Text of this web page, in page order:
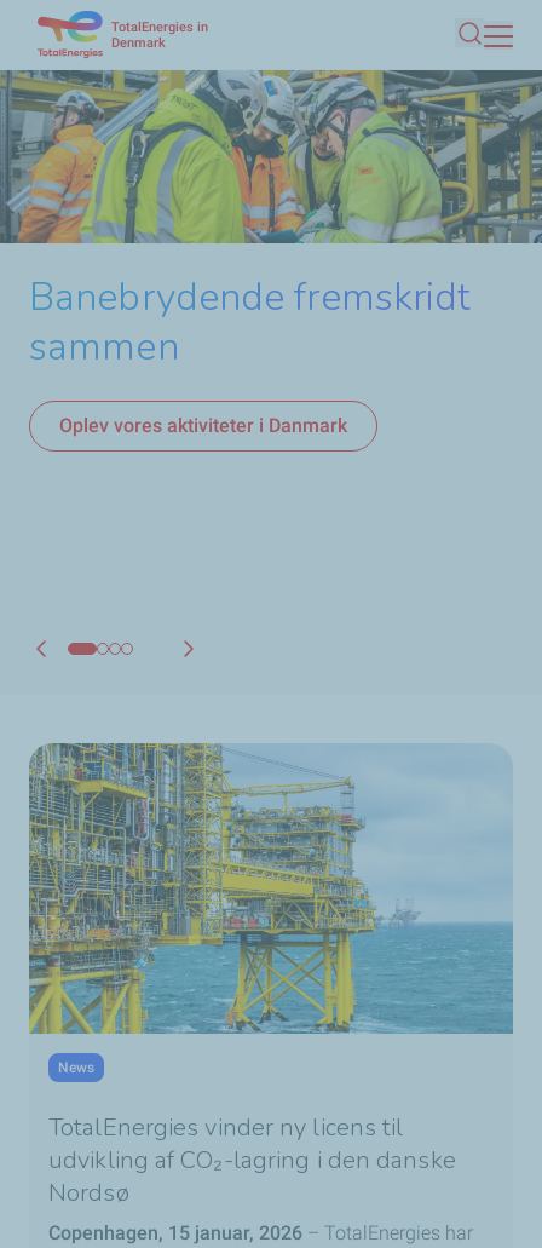
to
main
content
TotalEnergies in
Denmark
Søg
Banebrydende fremskridt
sammen
Oplev vores aktiviteter i Danmark
Impact stories
Oplev historierne om vores medarbejdere
Energy Outlook 2024
Fremtidens energiløsninger
Carbon Capture and
News
TotalEnergies vinder ny licens til
udvikling af CO₂-lagring i den danske
Nordsø
Copenhagen, 15 januar, 2026 – TotalEnergies har